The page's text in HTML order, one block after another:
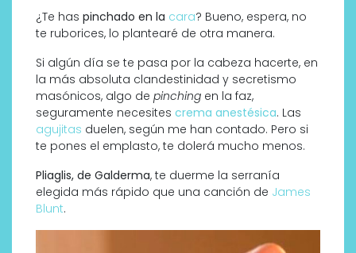
¿Te has pinchado en la cara? Bueno, espera, no
te ruborices, lo plantearé de otra manera.
Si algún día se te pasa por la cabeza hacerte, en
la más absoluta clandestinidad y secretismo
masónicos, algo de pinching en la faz,
seguramente necesites crema anestésica. Las
agujitas duelen, según me han contado. Pero si
te pones el emplasto, te dolerá mucho menos.
Pliaglis, de Galderma, te duerme la serranía
elegida más rápido que una canción de James
Blunt.